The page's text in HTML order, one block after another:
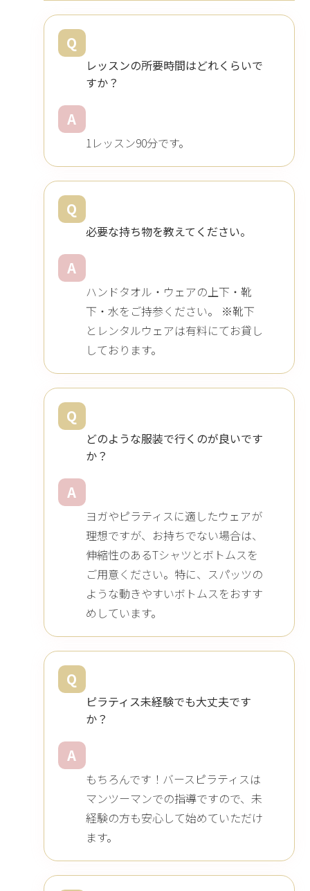
Q
レッスンの所要時間はどれくらいで
すか？
A
1レッスン90分です。
Q
必要な持ち物を教えてください。
A
ハンドタオル・ウェアの上下・靴
下・水をご持参ください。 ※靴下
とレンタルウェアは有料にてお貸し
しております。
Q
どのような服装で行くのが良いです
か？
A
ヨガやピラティスに適したウェアが
理想ですが、お持ちでない場合は、
伸縮性のあるTシャツとボトムスを
ご用意ください。特に、スパッツの
ような動きやすいボトムスをおすす
めしています。
Q
ピラティス未経験でも大丈夫です
か？
A
もちろんです！バースピラティスは
マンツーマンでの指導ですので、未
経験の方も安心して始めていただけ
ます。